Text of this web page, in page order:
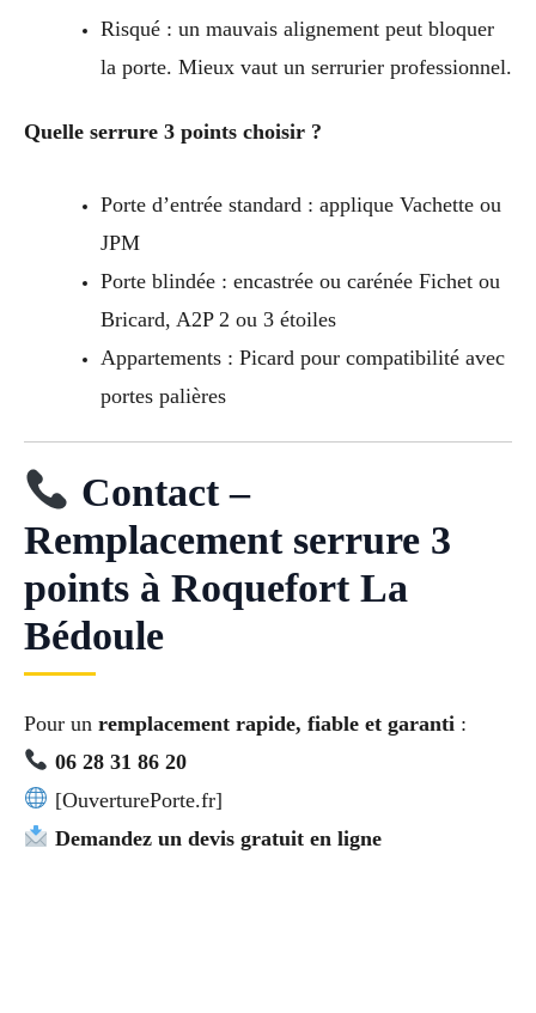
Risqué : un mauvais alignement peut bloquer
la porte. Mieux vaut un serrurier professionnel.
Quelle serrure 3 points choisir ?
Porte d’entrée standard : applique Vachette ou
JPM
Porte blindée : encastrée ou carénée Fichet ou
Bricard, A2P 2 ou 3 étoiles
Appartements : Picard pour compatibilité avec
portes palières
Contact –
Remplacement serrure 3
points à Roquefort La
Bédoule
Pour un remplacement rapide, fiable et garanti :
06 28 31 86 20
[OuverturePorte.fr]
Demandez un devis gratuit en ligne